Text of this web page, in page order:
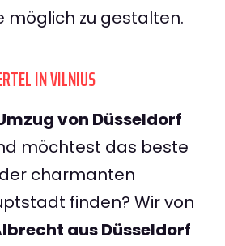
möglich zu gestalten.
IN VILNIUS
von Düsseldorf
möchtest das beste
charmanten
finden? Wir von
aus Düsseldorf